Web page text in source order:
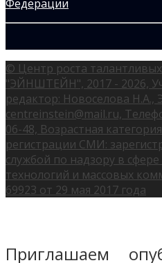
© Центр роста
"ЭЙНШТЕЙН", 2017 - 2026,
редактор: Новоселова Н.А.,
centreinstein@mail.ru,
06-48, Возрастная
регистрации СМИ:
службой по надзору в
технологий и массовых
69923 от 29 мая 2017 года
Приглашаем